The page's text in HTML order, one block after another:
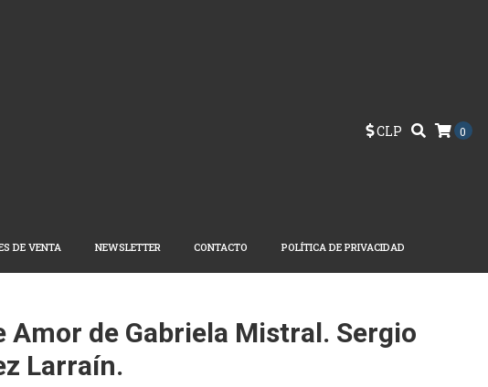
CLP 0
DE VENTA NEWSLETTER CONTACTO POLÍTICA DE PRIVACIDAD
Amor de Gabriela Mistral. Sergio
Larraín.